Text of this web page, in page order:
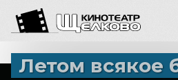
Летом всякое